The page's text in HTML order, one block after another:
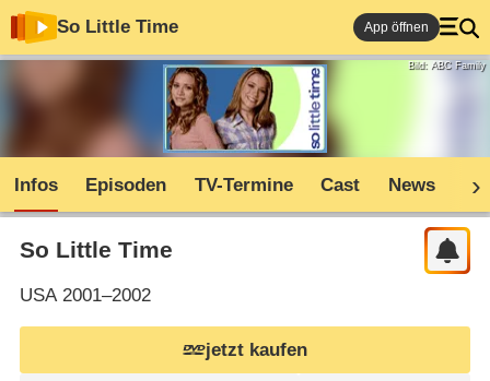
So Little Time App öffnen
Bild: ABC Family
Infos Episoden TV-Termine Cast News
So Little Time
USA2001–2002
jetzt kaufen